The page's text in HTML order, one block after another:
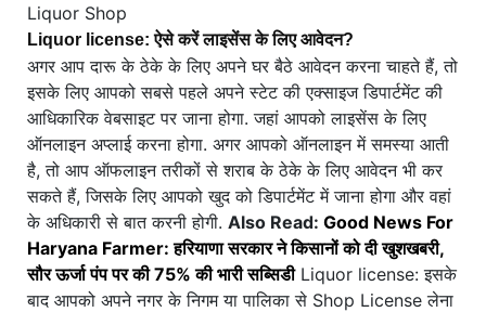
Liquor Shop
Liquor license: ऐसे करें लाइसेंस के लिए आवेदन?
अगर आप दारू के ठेके के लिए अपने घर बैठे आवेदन करना चाहते हैं, तो
इसके लिए आपको सबसे पहले अपने स्टेट की एक्साइज डिपार्टमेंट की
आधिकारिक वेबसाइट पर जाना होगा. जहां आपको लाइसेंस के लिए
ऑनलाइन अप्लाई करना होगा. अगर आपको ऑनलाइन में समस्या आती
है, तो आप ऑफलाइन तरीकों से शराब के ठेके के लिए आवेदन भी कर
सकते हैं, जिसके लिए आपको खुद को डिपार्टमेंट में जाना होगा और वहां
के अधिकारी से बात करनी होगी. Also Read: Good News For
Haryana Farmer: हरियाणा सरकार ने किसानों को दी खुशखबरी,
सौर ऊर्जा पंप पर की 75% की भारी सब्सिडीLiquor license: इसके
बाद आपको अपने नगर के निगम या पालिका से Shop License लेना